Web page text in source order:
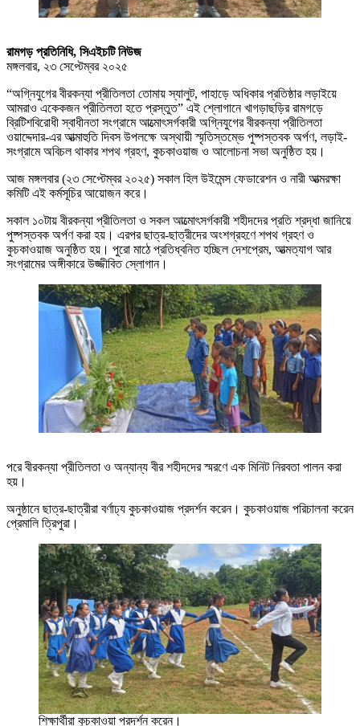
রামগড় প্রতিনিধি, সিএইচটি নিউজ
মঙ্গলবার, ২৩ সেপ্টেম্বর ২০২৫
“অগ্নিযুগের বীরকন্যা প্রীতিলতা তোমায় স্যালুট, পাহাড়ে অধিকার প্রতিষ্ঠার লড়াইয়ে
আমরাও একেকজন প্রীতিলতা হতে প্রস্তুত” এই শ্লোগানে খাগড়াছড়ির রামগড়ে
ব্রিটিশবিরোধী স্বাধীনতা সংগ্রামে আত্মোৎসর্গকারী অগ্নিযুগের বীরকন্যা প্রীতিলতা
ওয়াদ্দেদার-এর আত্মাহুতি দিবস উপলক্ষে অস্থায়ী স্মৃতিস্তম্ভে পুষ্পস্তবক অর্পণ, লড়াই-
সংগ্রামে অবিচল থাকার শপথ গ্রহণ, কুচকাওয়াজ ও আলোচনা সভা অনুষ্ঠিত হয়।
আজ মঙ্গলবার (২৩ সেপ্টেম্বর ২০২৫) সকাল হিল উইমেন্স ফেডারেশন ও নারী আত্মরক্ষা
কমিটি এই কর্মসূচির আয়োজন করে।
সকাল ১০টায় বীরকন্যা প্রীতিলতা ও সকল আত্মোৎসর্গকারী শহীদদের প্রতি শ্রদ্ধা জানিয়ে
পুষ্পস্তবক অর্পণ করা হয়। এরপর ছাত্র-ছাত্রীদের অংশগ্রহণে শপথ গ্রহণ ও
কুচকাওয়াজ অনুষ্ঠিত হয়। পুরো মাঠে প্রতিধ্বনিত হচ্ছিল দেশপ্রেম, আত্মত্যাগ আর
সংগ্রামের অঙ্গীকারে উজ্জীবিত স্লোগান।
পরে বীরকন্যা প্রীতিলতা ও অন্যান্য বীর শহীদদের স্মরণে এক মিনিট নিরবতা পালন করা
হয়।
অনুষ্ঠানে ছাত্র-ছাত্রীরা বর্ণাঢ্য কুচকাওয়াজ প্রদর্শন করেন। কুচকাওয়াজ পরিচালনা করেন
প্রেমালি ত্রিপুরা।
শিক্ষার্থীরা কুচকাওয়া প্রদর্শন করেন।